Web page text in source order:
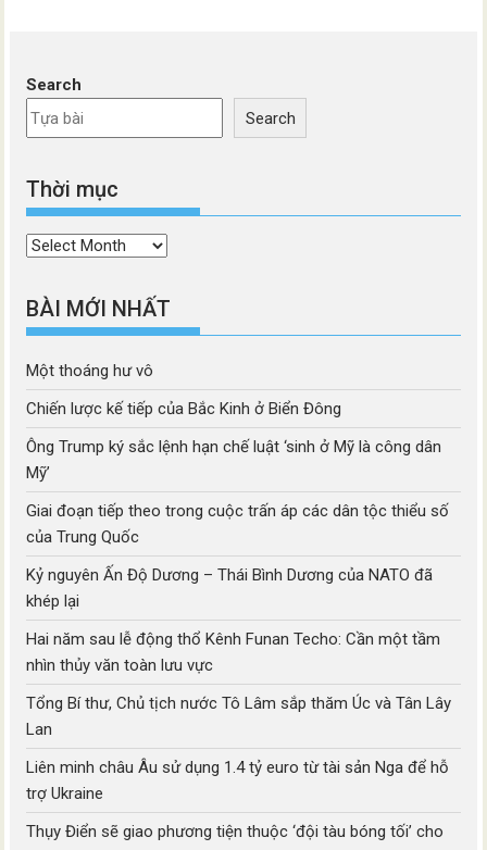
Search
Search
Thời mục
Thời
BÀI MỚI NHẤT
Một thoáng hư vô
Chiến lược kế tiếp của Bắc Kinh ở Biển Đông
Ông Trump ký sắc lệnh hạn chế luật ‘sinh ở Mỹ là công dân
Mỹ’
Giai đoạn tiếp theo trong cuộc trấn áp các dân tộc thiểu số
của Trung Quốc
Kỷ nguyên Ấn Độ Dương – Thái Bình Dương của NATO đã
khép lại
Hai năm sau lễ động thổ Kênh Funan Techo: Cần một tầm
nhìn thủy văn toàn lưu vực
Tổng Bí thư, Chủ tịch nước Tô Lâm sắp thăm Úc và Tân Lây
Lan
Liên minh châu Âu sử dụng 1.4 tỷ euro từ tài sản Nga để hỗ
trợ Ukraine
Thụy Điển sẽ giao phương tiện thuộc ‘đội tàu bóng tối’ cho